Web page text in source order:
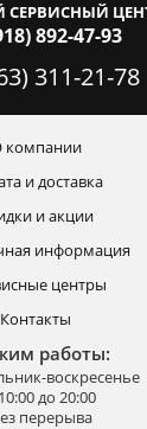
892-47-93
311-21-78
компании
и доставка
и акции
информация
центры
Контакты
работы:
воскресенье
до 20:00
перерыва